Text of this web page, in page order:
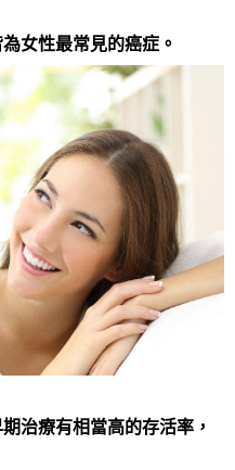
女性最常見的癌症。
治療有相當高的存活率，